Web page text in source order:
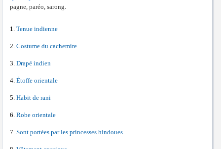
pagne, paréo, sarong.
Tenue indienne
Costume du cachemire
Drapé indien
Étoffe orientale
Habit de rani
Robe orientale
Sont portées par les princesses hindoues